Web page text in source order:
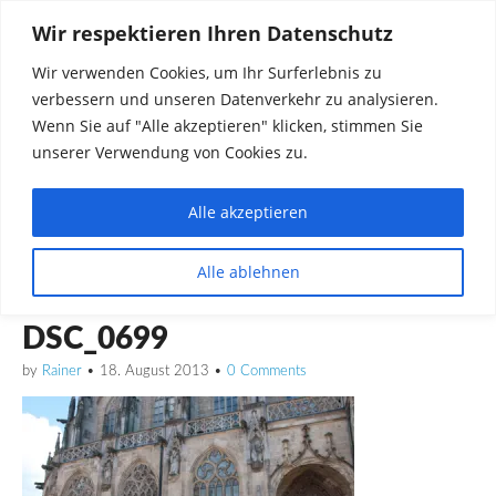
Wir respektieren Ihren Datenschutz
Wir verwenden Cookies, um Ihr Surferlebnis zu
verbessern und unseren Datenverkehr zu analysieren.
Wenn Sie auf "Alle akzeptieren" klicken, stimmen Sie
unserer Verwendung von Cookies zu.
Alle ablehnen
Alle akzeptieren
Rainer in Krawickel
Dinge die mich interessieren diskutieren
DSC_0699
by Rainer • 18. August 2013 • 0 Comments